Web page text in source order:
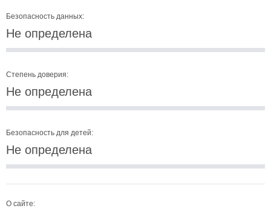
Безопасность данных:
Не определена
Степень доверия:
Не определена
Безопасность для детей:
Не определена
О сайте: